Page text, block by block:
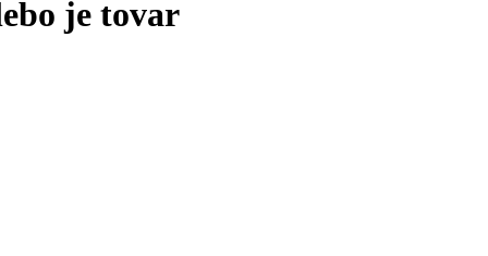
je tovar